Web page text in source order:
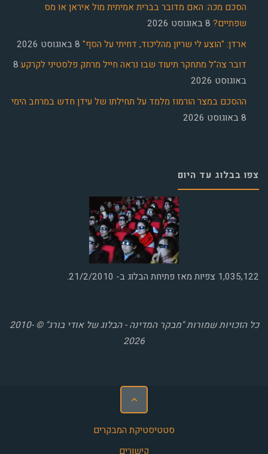
הסכם מכה: האם מדובר בברית אמיתית מול איראן או מס
שפתיים? 8 באוגוסט 2026
ארדן: "הוצע לי שריון מהליכוד, דחיתי על הסף" 8 באוגוסט 2026
דובר צה"ל מתחקר תיעוד שבו נראה חייל מרתק פלסטיני לקרקע 8
באוגוסט 2026
ההסכם במצר הורמוז מלמד על תחילתו של עידן חדש במרחב הימי
8 באוגוסט 2026
צפו בבלוג עד היום
1,035,122 צפיות מאז פתיחת הבלוג ב- 21/2/2010.
כל הזכויות שמורות "מבקר המדינה - הבלוג של אודי בורג" © 2010-
2026
סטטיסטיקת המבקרים
קישורים